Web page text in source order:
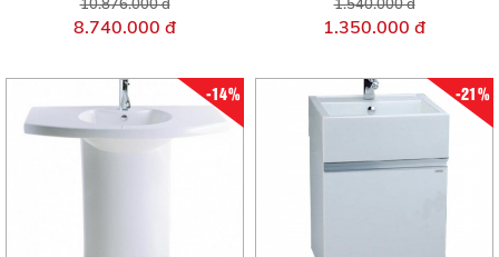
8.740.000 đ 1.350.000 đ
-14% -21%